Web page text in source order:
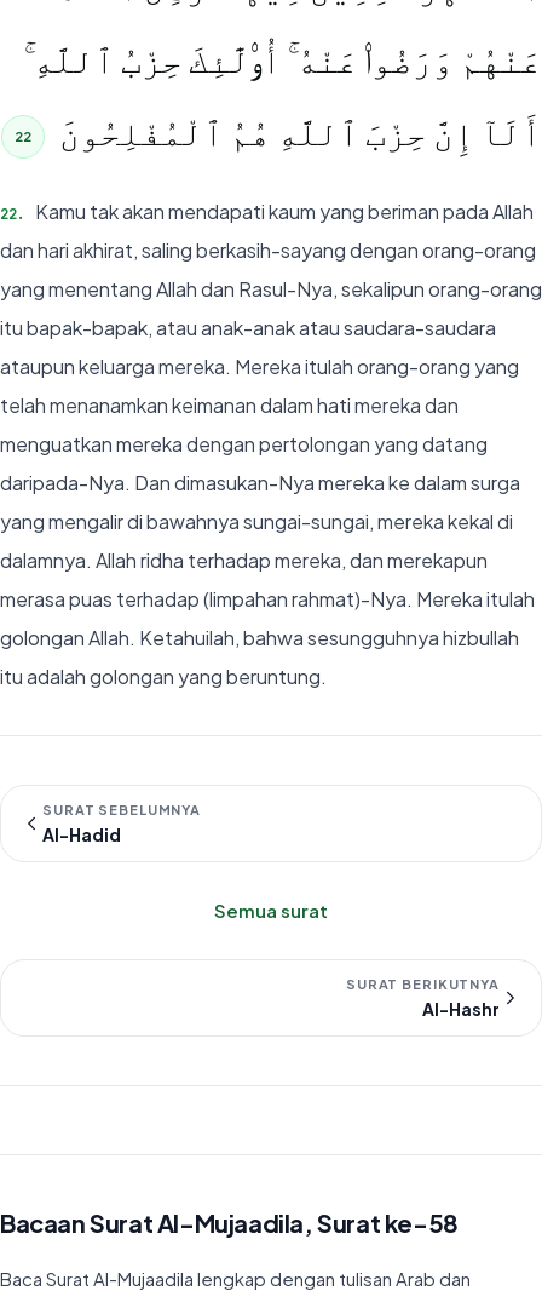
عَنْهُمْ وَرَضُوا۟ عَنْهُ ۚ أُو۟لَٰٓئِكَ حِزْبُ ٱللَّهِ ۚ
أَلَآ إِنَّ حِزْبَ ٱللَّهِ هُمُ ٱلْمُفْلِحُونَ
22
22.
Kamu tak akan mendapati kaum yang beriman pada Allah
dan hari akhirat, saling berkasih-sayang dengan orang-orang
yang menentang Allah dan Rasul-Nya, sekalipun orang-orang
itu bapak-bapak, atau anak-anak atau saudara-saudara
ataupun keluarga mereka. Mereka itulah orang-orang yang
telah menanamkan keimanan dalam hati mereka dan
menguatkan mereka dengan pertolongan yang datang
daripada-Nya. Dan dimasukan-Nya mereka ke dalam surga
yang mengalir di bawahnya sungai-sungai, mereka kekal di
dalamnya. Allah ridha terhadap mereka, dan merekapun
merasa puas terhadap (limpahan rahmat)-Nya. Mereka itulah
golongan Allah. Ketahuilah, bahwa sesungguhnya hizbullah
itu adalah golongan yang beruntung.
SURAT SEBELUMNYA
Al-Hadid
Semua surat
SURAT BERIKUTNYA
Al-Hashr
Bacaan Surat Al-Mujaadila, Surat ke-58
Baca Surat Al-Mujaadila lengkap dengan tulisan Arab dan